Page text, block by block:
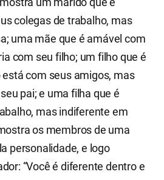
colegas de trabalho, mas
uma mãe que é amável com
com seu filho; um filho que é
com seus amigos, mas
pai; e uma filha que é
mas indiferente em
os membros de uma
personalidade, e logo
“Você é diferente dentro e